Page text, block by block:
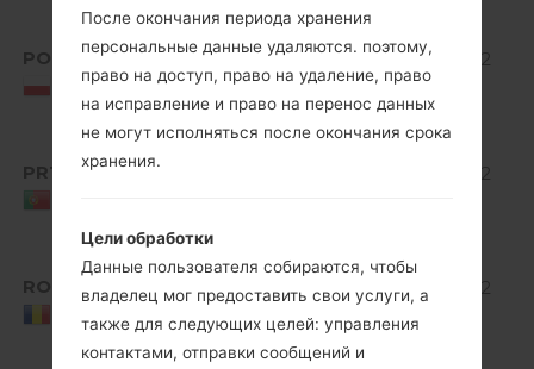
POL
Poland
V10E_00.kdz 4.1-4.3
Jelly
Bean
514.32
PRT
Android
514.32
ROM
Romania
V10E_00.kdz
Android
4.1-4.3
514.32
После окончания периода хранения
персональные данные удаляются. поэтому,
право на доступ, право на удаление, право
на исправление и право на перенос данных
не могут исполняться после окончания срока
хранения.
Цели обработки
Данные пользователя собираются, чтобы
владелец мог предоставить свои услуги, а
также для следующих целей: управления
контактами, отправки сообщений и